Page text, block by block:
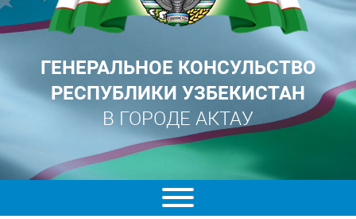
ГЕНЕРАЛЬНОЕ КОНСУЛЬСТВО
РЕСПУБЛИКИ УЗБЕКИСТАН
В ГОРОДЕ АКТАУ